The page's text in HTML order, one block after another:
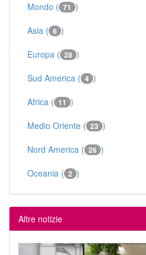
Mondo ( 71 )
Asia ( 6 )
Europa ( 28 )
Sud America ( 4 )
Africa ( 11 )
Medio Oriente ( 23 )
Nord America ( 26 )
Oceania ( 2 )
Altre notizie